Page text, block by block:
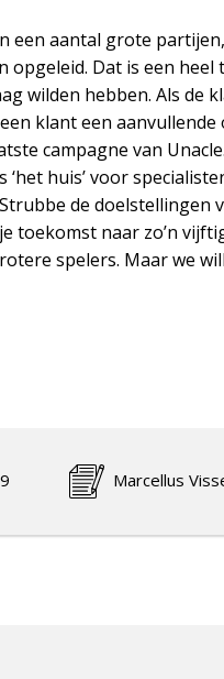
een aantal grote
opgeleid. Dat is een
wilden hebben. Als de
klant een
campagne van
huis’ voor
de doelstellingen
toekomst naar zo’n
spelers. Maar we
Marcellus